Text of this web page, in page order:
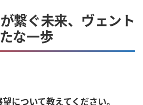
繋ぐ未来、ヴェント
な一歩
について教えてください。